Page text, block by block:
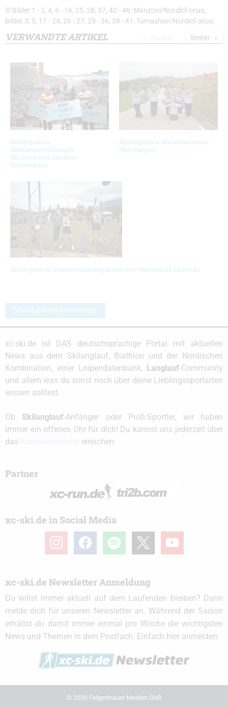
© Bilder 1 - 2, 4, 6 - 16, 25, 28, 37, 42 - 46: Manzoni/NordicFocus;
Bilder 3, 5, 17 - 24, 26 - 27, 29 - 36, 38 - 41: Tumashov/NordicFocus;
VERWANDTE ARTIKEL
Bildergalerie
Biathlonwettkämpfe
Blinkfestival Sandnes
(Norwegen)
Bildergalerie Blinkfestivalen
(Norwegen)
Bildergalerie Sommerleistungskontrolle Oberstdorf Skirocks
Weiter
Schreibe einen Kommentar
xc-ski.de ist DAS deutschsprachige Portal mit aktuellen
News aus dem Skilanglauf, Biathlon und der Nordischen
Kombination, einer Loipendatenbank, Langlauf-Community
und allem was du sonst noch über deine Lieblingssportarten
wissen solltest.
Ob Skilanglauf-Anfänger oder Profi-Sportler, wir haben
immer ein offenes Ohr für dich! Du kannst uns jederzeit über
das
erreichen.
Partner
xc-ski.de in Social Media
instagramfacebook spotify youtube
xc-ski.de Newsletter Anmeldung
Du willst immer aktuell auf dem Laufenden bleiben? Dann
melde dich für unseren Newsletter an. Während der Saison
erhältst du damit immer einmal pro Woche die wichtigsten
News und Themen in dein Postfach. Einfach hier anmelden:
© 2026 Felgenhauer Medien GbR